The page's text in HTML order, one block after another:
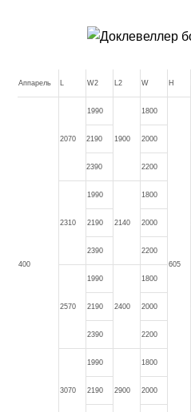
Аппарель W2 L2 W H
400
2070
1990
1900
1800
605
2190 2000
2390 2200
2310
1990
2140
1800
2190 2000
2390 2200
2570
1990
2400
1800
2190 2000
2390 2200
3070
1990
2900
1800
2190 2000